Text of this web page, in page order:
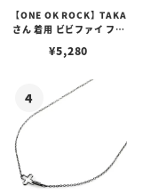
【ONE OK ROCK】TAKA
さん 着用 ビビファイ フー
¥5,280